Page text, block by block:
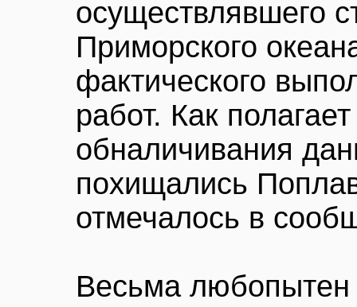
осуществлявшего
Приморского
фактического
работ. Как
обналичивания
похищались
отмечалось в
Весьма любопытен